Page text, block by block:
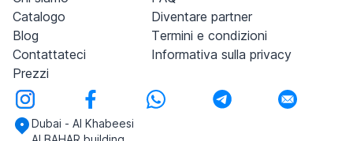
Catalogo
Blog
Contattateci
Prezzi
Diventare partner
Termini e condizioni
Informativa sulla privacy
Dubai - Al Khabeesi